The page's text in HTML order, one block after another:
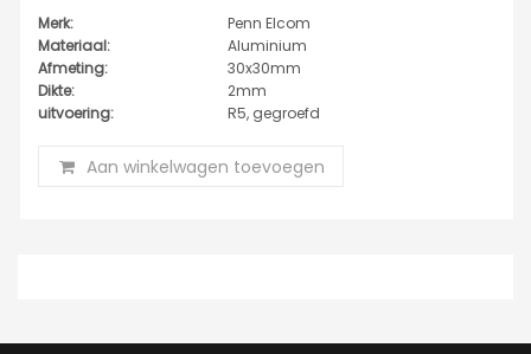
Merk:
Penn Elcom
Materiaal:
Aluminium
Afmeting:
30x30mm
Dikte:
2mm
uitvoering:
R5, gegroefd
Aan winkelwagen toevoegen